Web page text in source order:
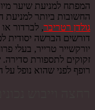
המפתח למניעת שיער
החשובות ביותר
גולדן רטריבר, לברדור
דורשים הברשה יסודית
יורקשייר טרייר, בעלי
זקוקים לתספורת
רופף לפני שהוא נופל